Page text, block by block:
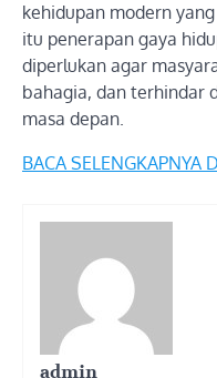
kehidupan modern
itu penerapan gaya
diperlukan agar
bahagia, dan terhindar
masa depan.
BACA SELENGKAPNYA
admin